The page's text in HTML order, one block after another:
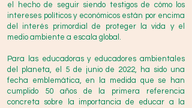
el hecho de seguir siendo testigos de cómo los
intereses políticos y económicos están por encima
del interés primordial de proteger la vida y el
medio ambiente a escala global.
Para las educadoras y educadores ambientales
del planeta, el 5 de junio de 2022, ha sido una
fecha emblemática, en la medida que se han
cumplido 50 años de la primera referencia
concreta sobre la importancia de educar a la